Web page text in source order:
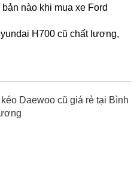
nào khi mua xe Ford
H700 cũ chất lượng,